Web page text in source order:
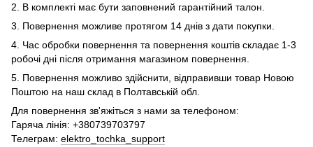
2. В комплекті має бути заповнений гарантійний талон.
3. Повернення можливе протягом 14 днів з дати покупки.
4. Час обробки повернення та повернення коштів складає 1-3
робочі дні після отримання магазином повернення.
5. Повернення можливо здійснити, відправивши товар Новою
Поштою на наш склад в Полтавській обл.
Для повернення зв'яжіться з нами за телефоном:
Гаряча лінія: +380739703797
Телеграм: elektro_tochka_support